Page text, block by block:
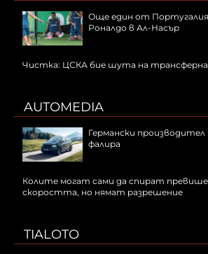
Още един от
Роналдо в Ал-Насър
Чистка: ЦСКА бие шута на трансферна
AUTOMEDIA
Германски
фалира
Колите могат сами да спират
скоростта, но нямат разрешение
TIALOTO